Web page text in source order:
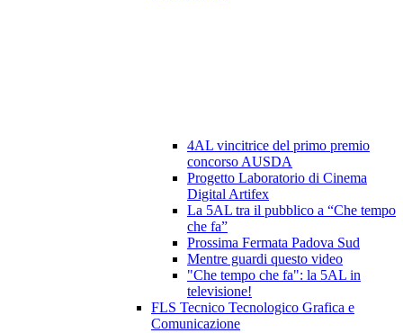
4AL vincitrice del primo premio
concorso AUSDA
Progetto Laboratorio di Cinema
Digital Artifex
La 5AL tra il pubblico a “Che tempo
che fa”
Prossima Fermata Padova Sud
Mentre guardi questo video
"Che tempo che fa": la 5AL in
televisione!
FLS Tecnico Tecnologico Grafica e
Comunicazione